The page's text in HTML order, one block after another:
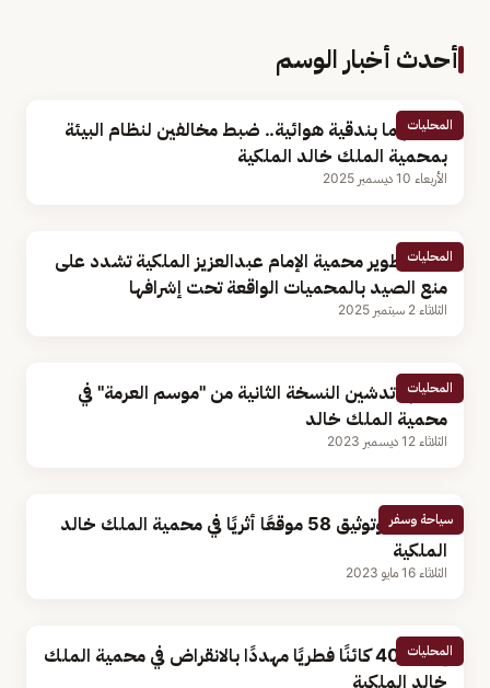
أحدث أخبار الوسم
المحليات
بحوزتهما بندقية هوائية.. ضبط مخالفين لنظام البيئة
بمحمية الملك خالد الملكية
الأربعاء 10 ديسمبر 2025
المحليات
هيئة تطوير محمية الإمام عبدالعزيز الملكية تشدد على
منع الصيد بالمحميات الواقعة تحت إشرافها
الثلاثاء 2 سبتمبر 2025
المحليات
اليوم.. تدشين النسخة الثانية من "موسم العرمة" في
محمية الملك خالد
الثلاثاء 12 ديسمبر 2023
سياحة وسفر
اكتشاف وتوثيق 58 موقعًا أثريًا في محمية الملك خالد
الملكية
الثلاثاء 16 مايو 2023
المحليات
إطلاق 40 كائنًا فطريًا مهددًا بالانقراض في محمية الملك
خالد الملكية